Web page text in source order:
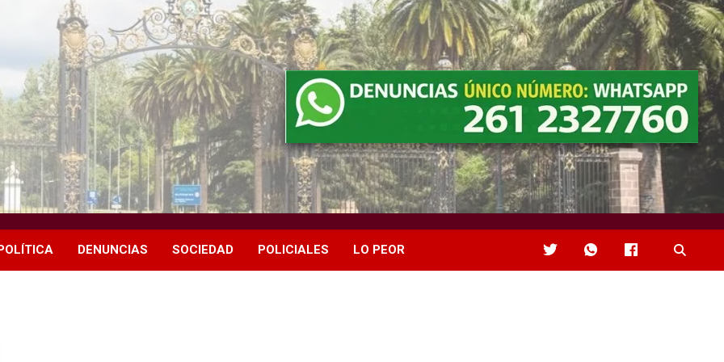
DENUNCIAS SOCIEDAD POLICIALES LO PEOR